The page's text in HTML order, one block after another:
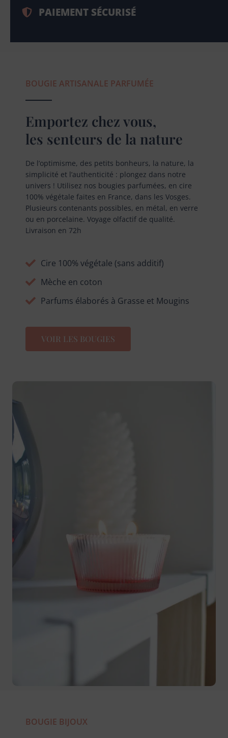
PAIEMENT SÉCURISÉ
BOUGIE ARTISANALE PARFUMÉE
Emportez chez vous,
les senteurs de la nature
De l’optimisme, des petits bonheurs, la nature, la
simplicité et l’authenticité : plongez dans notre
univers ! Utilisez nos bougies parfumées, en cire
100% végétale faites en France, dans les Vosges.
Plusieurs contenants possibles, en métal, en verre
ou en porcelaine. Voyage olfactif de qualité.
Livraison en 72h
Cire 100% végétale (sans additif)
Mèche en coton
Parfums élaborés à Grasse et Mougins
VOIR LES BOUGIES
BOUGIE BIJOUX